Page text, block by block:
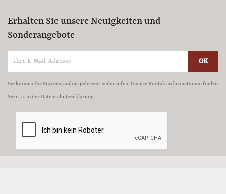
Erhalten Sie unsere Neuigkeiten und
Sonderangebote
Sie können Ihr Einverständnis jederzeit widerrufen. Unsere Kontaktinformationen finden
Sie u. a. in der Datenschutzerklärung.